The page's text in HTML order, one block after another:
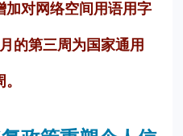
加对网络空间用语用字
的第三周为国家通用